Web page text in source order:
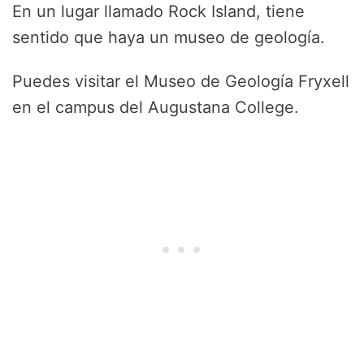
En un lugar llamado Rock Island, tiene
sentido que haya un museo de geología.
Puedes visitar el Museo de Geología Fryxell
en el campus del Augustana College.